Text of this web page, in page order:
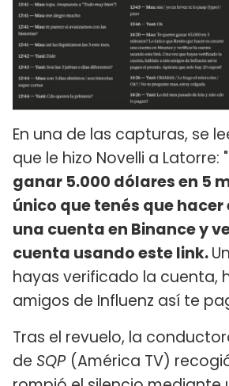
En una de las capturas, se
que le hizo Novelli a Latorre: "
ganar 5.000 dólares en 5
único que tenés que hacer
una cuenta en Binance y
cuenta usando este link.
hayas verificado la cuenta,
amigos de Influenz así te
Tras el revuelo, la
de SQP (América TV)